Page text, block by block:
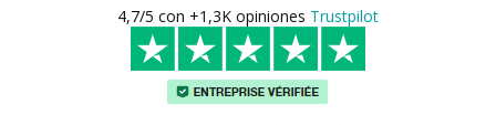
4,7/5 con +1,3K opiniones Trustpilot